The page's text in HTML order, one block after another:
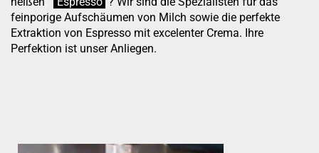
feinporige Aufschäumen von Milch sowie die perfekte
Extraktion von Espresso mit excelenter Crema. Ihre
Perfektion ist unser Anliegen.